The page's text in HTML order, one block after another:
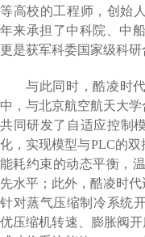
等高校的工程师，创始
年来承担了中科院、中
更是获军科委国家级科研
与此同时，酷凌时
中，与北京航空航天大
共同研发了自适应控制
化，实现模型与PLC的
能耗约束的动态平衡，
先水平；此外，酷凌时
针对蒸气压缩制冷系统
优压缩机转速、膨胀阀开